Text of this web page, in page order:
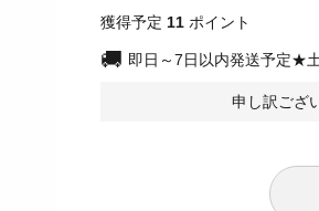
獲得予定 11 ポイント
即日～7日以内発送予定★
申し訳ござ